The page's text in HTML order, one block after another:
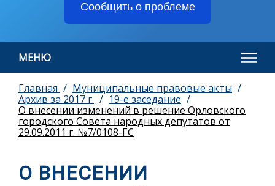
Сообщить о проблеме
МЕНЮ
Главная
Муниципальные правовые акты
Архив за 2017 г.
19-e заседание
О внесении изменений в решение Орловского
городского Совета народных депутатов от
29.09.2011 г. №7/0108-ГС
О ВНЕСЕНИИ